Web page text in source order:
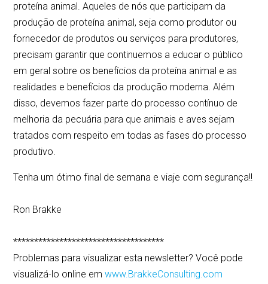
proteína animal. Aqueles de nós que participam da
produção de proteína animal, seja como produtor ou
fornecedor de produtos ou serviços para produtores,
precisam garantir que continuemos a educar o público
em geral sobre os benefícios da proteína animal e as
realidades e benefícios da produção moderna. Além
disso, devemos fazer parte do processo contínuo de
melhoria da pecuária para que animais e aves sejam
tratados com respeito em todas as fases do processo
produtivo.
Tenha um ótimo final de semana e viaje com segurança!!
Ron Brakke
************************************
Problemas para visualizar esta newsletter? Você pode
visualizá-lo online emwww.BrakkeConsulting.com